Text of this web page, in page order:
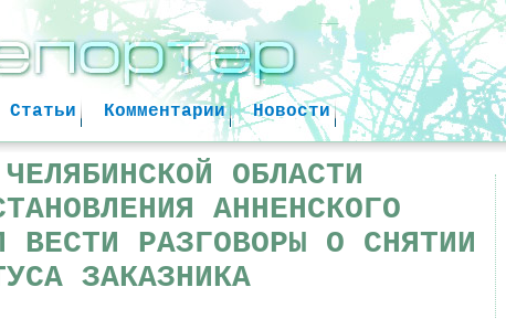
Jump to navigation
Новости
Комментарии
Статьи
ОБЛАСТИ
АННЕНСКОГО
ВЕСТИ РАЗГОВОРЫ О СНЯТИИ
ЗАКАЗНИКА